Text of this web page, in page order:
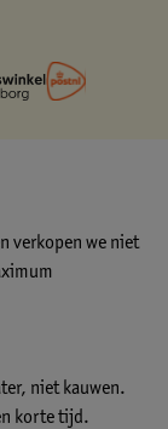
verkopen we niet
niet kauwen.
korte tijd.